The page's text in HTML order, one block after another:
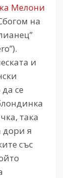
Мелони
на
и
се
така
дори я
със